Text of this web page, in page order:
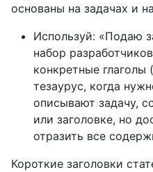
основаны на задачах и
Используй: «Подаю
набор
конкретные
тезаурус, когда
описывают задачу,
или заголовке, но
отразить все
Короткие заголовки